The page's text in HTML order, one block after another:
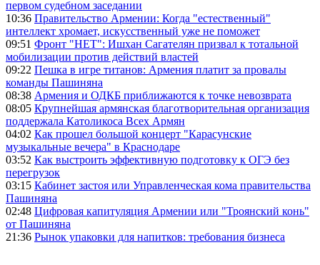
первом судебном заседании
10:36 Правительство Армении: Когда "естественный"
интеллект хромает, искусственный уже не поможет
09:51 Фронт "НЕТ": Ишхан Сагателян призвал к тотальной
мобилизации против действий властей
09:22 Пешка в игре титанов: Армения платит за провалы
команды Пашиняна
08:38 Армения и ОДКБ приближаются к точке невозврата
08:05 Крупнейшая армянская благотворительная организация
поддержала Католикоса Всех Армян
04:02 Как прошел большой концерт "Карасунские
музыкальные вечера" в Краснодаре
03:52 Как выстроить эффективную подготовку к ОГЭ без
перегрузок
03:15 Кабинет застоя или Управленческая кома правительства
Пашиняна
02:48 Цифровая капитуляция Армении или "Троянский конь"
от Пашиняна
21:36 Рынок упаковки для напитков: требования бизнеса